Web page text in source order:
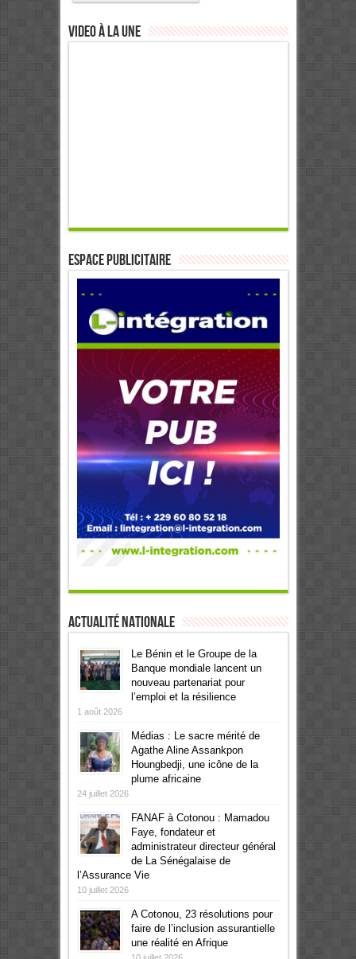
Video à la Une
ESPACE PUBLICITAIRE
Actualité Nationale
Le Bénin et le Groupe de la
Banque mondiale lancent un
nouveau partenariat pour
l’emploi et la résilience
1 août 2026
Médias : Le sacre mérité de
Agathe Aline Assankpon
Houngbedji, une icône de la
plume africaine
24 juillet 2026
FANAF à Cotonou : Mamadou
Faye, fondateur et
administrateur directeur général
de La Sénégalaise de
l’Assurance Vie
10 juillet 2026
A Cotonou, 23 résolutions pour
faire de l’inclusion assurantielle
une réalité en Afrique